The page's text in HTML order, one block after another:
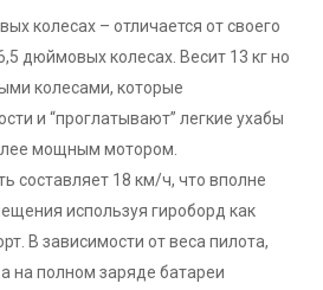
колесах – отличается от своего
дюймовых колесах. Весит 13 кг но
колесами, которые
и “проглатывают” легкие ухабы
мощным мотором.
составляет 18 км/ч, что вполне
используя гироборд как
В зависимости от веса пилота,
на полном заряде батареи